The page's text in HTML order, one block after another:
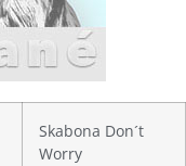
Skabona Don´t
Worry